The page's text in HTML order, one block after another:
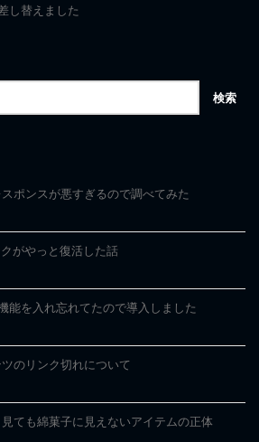
し替えました
ポンスが悪すぎるので調べてみた
がやっと復活した話
能を入れ忘れてたので導入しました
のリンク切れについて
見ても綿菓子に見えないアイテムの正体